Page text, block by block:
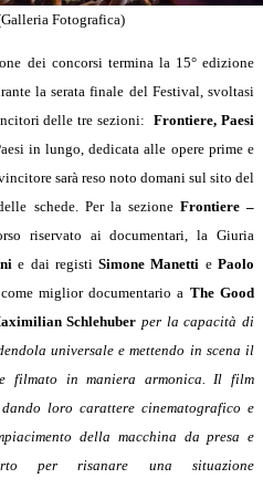
Fotografica)
dei concorsi termina la 15° edizione
la serata finale del Festival, svoltasi
delle tre sezioni:Frontiere, Paesi
in lungo, dedicata alle opere prime e
sarà reso noto domani sul sito del
schede. Per la sezione Frontiere –
riservato ai documentari, la Giuria
e dai registiSimone Manetti ePaolo
miglior documentario a The Good
Schlehuber per la capacità di
universale e mettendo in scena il
filmato in maniera armonica. Il film
loro carattere cinematografico e
della macchina da presa e
per risanare una situazione